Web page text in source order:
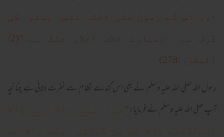
اور اس کے رسول صلی اللہ علیہ وسلم کی
طرف سے تمہارے خلاف اعلان جنگ ہے۔''(2/
البقرہ:278)
رسول اللہ صلی اللہ علیہ وسلم نے بھی اس گندے نظام سے نفرت دلائی ہے چنانچہ
آپ صلی اللہ علیہ وسلم نے فرمایا:'' سود لینے والا دینے والا
اسےلکھنے والا اس پر گواہی دینے والا سب